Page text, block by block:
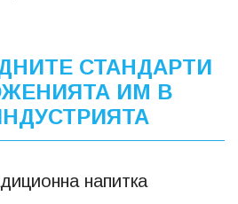
СТАНДАРТИ
ИМ В
напитка